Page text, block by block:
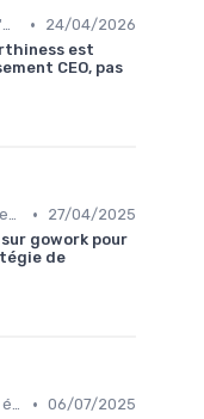
Construire l'autorité d'un média •
24/04/2026
est
CEO, pas
Signaux de confiance et sourcing •
27/04/2025
gowork pour
de
Expertise et légitimité éditoriale • 06/07/2025